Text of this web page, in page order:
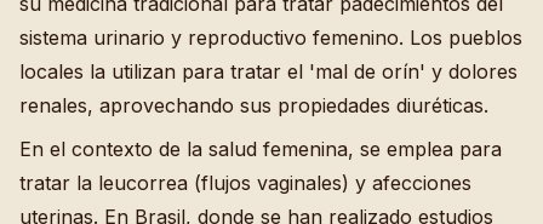
sistema urinario y reproductivo femenino. Los pueblos
locales la utilizan para tratar el 'mal de orín' y dolores
renales, aprovechando sus propiedades diuréticas.
En el contexto de la salud femenina, se emplea para
tratar la leucorrea (flujos vaginales) y afecciones
uterinas. En Brasil, donde se han realizado estudios